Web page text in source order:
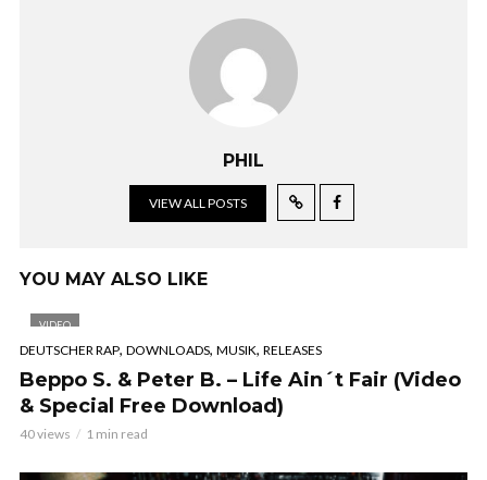
PHIL
VIEW ALL POSTS
YOU MAY ALSO LIKE
VIDEO
DEUTSCHER RAP, DOWNLOADS, MUSIK, RELEASES
Beppo S. & Peter B. – Life Ain´t Fair (Video
& Special Free Download)
40 views 1 min read